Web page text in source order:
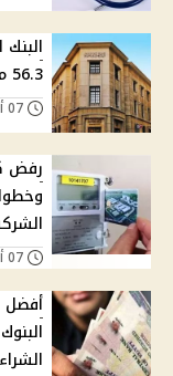
56.3 مليار دولار بزيادة 1.23 مليار في يوليو
رفض
الشراء